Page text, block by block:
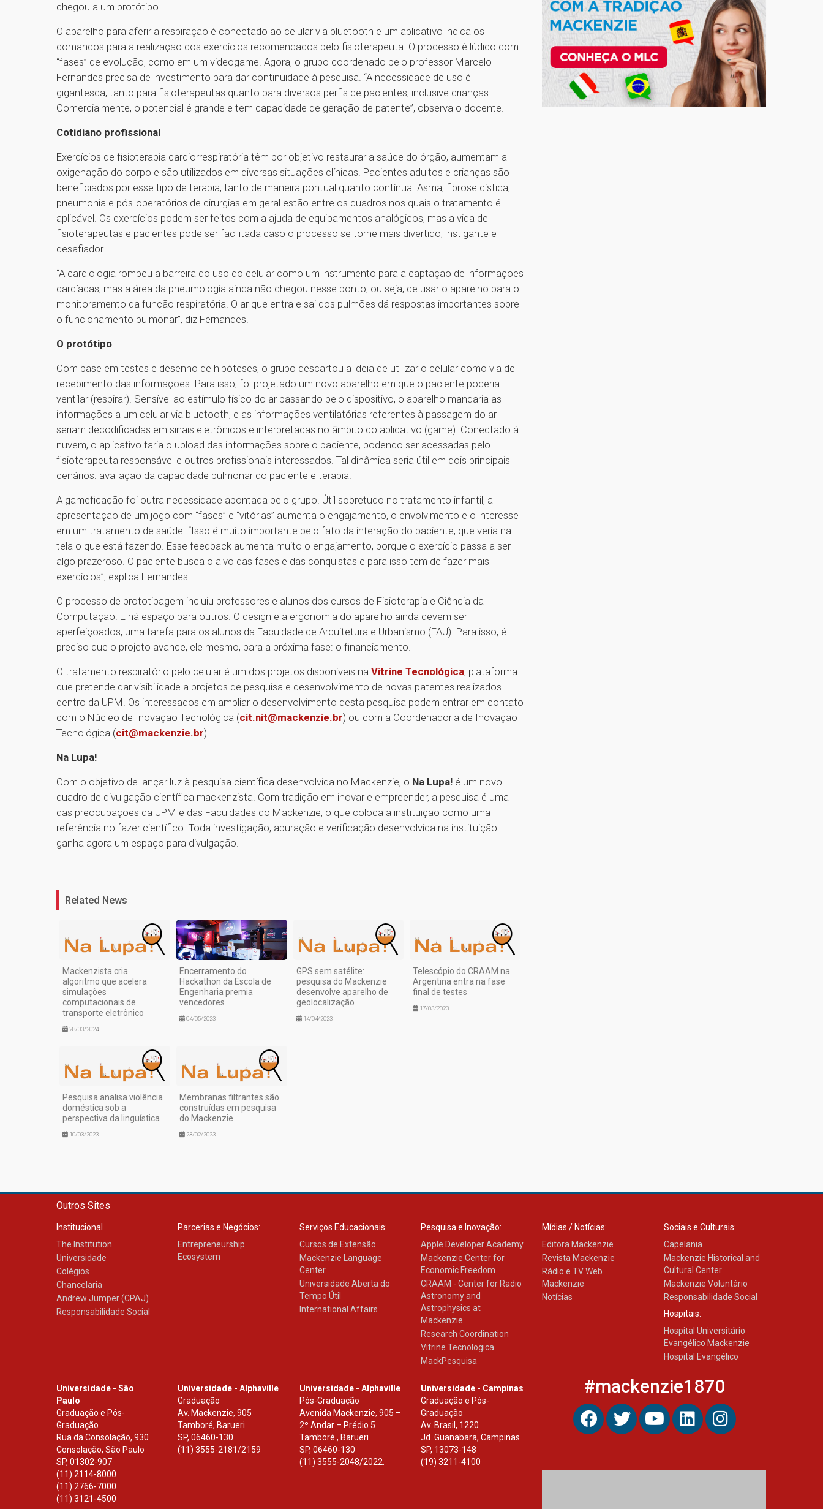
chegou a um protótipo.
O aparelho para aferir a respiração é conectado ao celular via bluetooth e um aplicativo indica os
comandos para a realização dos exercícios recomendados pelo fisioterapeuta. O processo é lúdico com
“fases” de evolução, como em um videogame. Agora, o grupo coordenado pelo professor Marcelo
Fernandes precisa de investimento para dar continuidade à pesquisa. “A necessidade de uso é
gigantesca, tanto para fisioterapeutas quanto para diversos perfis de pacientes, inclusive crianças.
Comercialmente, o potencial é grande e tem capacidade de geração de patente”, observa o docente.
Cotidiano profissional
Exercícios de fisioterapia cardiorrespiratória têm por objetivo restaurar a saúde do órgão, aumentam a
oxigenação do corpo e são utilizados em diversas situações clínicas. Pacientes adultos e crianças são
beneficiados por esse tipo de terapia, tanto de maneira pontual quanto contínua. Asma, fibrose cística,
pneumonia e pós-operatórios de cirurgias em geral estão entre os quadros nos quais o tratamento é
aplicável. Os exercícios podem ser feitos com a ajuda de equipamentos analógicos, mas a vida de
fisioterapeutas e pacientes pode ser facilitada caso o processo se torne mais divertido, instigante e
desafiador.
“A cardiologia rompeu a barreira do uso do celular como um instrumento para a captação de informações
cardíacas, mas a área da pneumologia ainda não chegou nesse ponto, ou seja, de usar o aparelho para o
monitoramento da função respiratória. O ar que entra e sai dos pulmões dá respostas importantes sobre
o funcionamento pulmonar”, diz Fernandes.
O protótipo
Com base em testes e desenho de hipóteses, o grupo descartou a ideia de utilizar o celular como via de
recebimento das informações. Para isso, foi projetado um novo aparelho em que o paciente poderia
ventilar (respirar). Sensível ao estímulo físico do ar passando pelo dispositivo, o aparelho mandaria as
informações a um celular via bluetooth, e as informações ventilatórias referentes à passagem do ar
seriam decodificadas em sinais eletrônicos e interpretadas no âmbito do aplicativo (game). Conectado à
nuvem, o aplicativo faria o upload das informações sobre o paciente, podendo ser acessadas pelo
fisioterapeuta responsável e outros profissionais interessados. Tal dinâmica seria útil em dois principais
cenários: avaliação da capacidade pulmonar do paciente e terapia.
A gameficação foi outra necessidade apontada pelo grupo. Útil sobretudo no tratamento infantil, a
apresentação de um jogo com “fases” e “vitórias” aumenta o engajamento, o envolvimento e o interesse
em um tratamento de saúde. “Isso é muito importante pelo fato da interação do paciente, que veria na
tela o que está fazendo. Esse feedback aumenta muito o engajamento, porque o exercício passa a ser
algo prazeroso. O paciente busca o alvo das fases e das conquistas e para isso tem de fazer mais
exercícios”, explica Fernandes.
O processo de prototipagem incluiu professores e alunos dos cursos de Fisioterapia e Ciência da
Computação. E há espaço para outros. O design e a ergonomia do aparelho ainda devem ser
aperfeiçoados, uma tarefa para os alunos da Faculdade de Arquitetura e Urbanismo (FAU). Para isso, é
preciso que o projeto avance, ele mesmo, para a próxima fase: o financiamento.
O tratamento respiratório pelo celular é um dos projetos disponíveis na Vitrine Tecnológica, plataforma
que pretende dar visibilidade a projetos de pesquisa e desenvolvimento de novas patentes realizados
dentro da UPM. Os interessados em ampliar o desenvolvimento desta pesquisa podem entrar em contato
com o Núcleo de Inovação Tecnológica (cit.nit@mackenzie.br) ou com a Coordenadoria de Inovação
Tecnológica (cit@mackenzie.br).
Na Lupa!
Com o objetivo de lançar luz à pesquisa científica desenvolvida no Mackenzie, o Na Lupa! é um novo
quadro de divulgação científica mackenzista. Com tradição em inovar e empreender, a pesquisa é uma
das preocupações da UPM e das Faculdades do Mackenzie, o que coloca a instituição como uma
referência no fazer científico. Toda investigação, apuração e verificação desenvolvida na instituição
ganha agora um espaço para divulgação.
Related News
Mackenzista cria
algoritmo que acelera
simulações
computacionais de
transporte eletrônico
28/03/2024
Encerramento do
Hackathon da Escola de
Engenharia premia
vencedores
04/05/2023
GPS sem satélite:
pesquisa do Mackenzie
desenvolve aparelho de
geolocalização
14/04/2023
Telescópio do CRAAM na
Argentina entra na fase
final de testes
17/03/2023
Pesquisa analisa violência
doméstica sob a
perspectiva da linguística
10/03/2023
Membranas filtrantes são
construídas em pesquisa
do Mackenzie
23/02/2023
Outros Sites
Institucional
The Institution
Universidade
Colégios
Chancelaria
Andrew Jumper (CPAJ)
Responsabilidade Social
Parcerias e Negócios:
Entrepreneurship
Ecosystem
Serviços Educacionais:
Cursos de Extensão
Mackenzie Language
Center
Universidade Aberta do
Tempo Útil
International Affairs
Pesquisa e Inovação:
Apple Developer Academy
Mackenzie Center for
Economic Freedom
CRAAM - Center for Radio
Astronomy and
Astrophysics at
Mackenzie
Research Coordination
Vitrine Tecnologica
MackPesquisa
Mídias / Notícias:
Editora Mackenzie
Revista Mackenzie
Rádio e TV Web
Mackenzie
Notícias
Sociais e Culturais:
Capelania
Mackenzie Historical and
Cultural Center
Mackenzie Voluntário
Responsabilidade Social
Hospitais:
Hospital Universitário
Evangélico Mackenzie
Hospital Evangélico
Universidade - São
Paulo
Graduação e Pós-
Graduação
Rua da Consolação, 930
Consolação, São Paulo
SP, 01302-907
(11) 2114-8000
(11) 2766-7000
(11) 3121-4500
Universidade - Alphaville
Graduação
Av. Mackenzie, 905
Tamboré, Barueri
SP,06460-130
(11) 3555-2181/2159
Universidade - Alphaville
Pós-Graduação
Avenida Mackenzie, 905 –
2º Andar – Prédio 5
Tamboré , Barueri
SP, 06460-130
(11) 3555-2048/2022.
Universidade - Campinas
Graduação e Pós-
Graduação
Av. Brasil, 1220
Jd. Guanabara, Campinas
SP, 13073-148
(19) 3211-4100
#mackenzie1870